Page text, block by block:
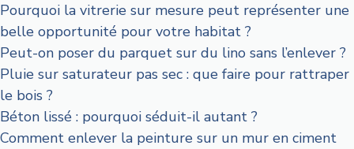
Pourquoi la vitrerie sur mesure peut représenter une
belle opportunité pour votre habitat ?
Peut-on poser du parquet sur du lino sans l’enlever ?
Pluie sur saturateur pas sec : que faire pour rattraper
le bois ?
Béton lissé : pourquoi séduit-il autant ?
Comment enlever la peinture sur un mur en ciment